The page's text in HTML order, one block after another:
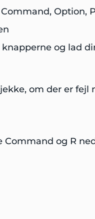
Option,
og lad
om der er fejl
og R